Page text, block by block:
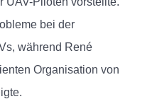
bei der
während René
Organisation von